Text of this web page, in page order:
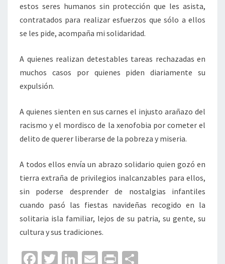
estos seres humanos sin protección que les asista,
contratados para realizar esfuerzos que sólo a ellos
se les pide, acompaña mi solidaridad.
A quienes realizan detestables tareas rechazadas en
muchos casos por quienes piden diariamente su
expulsión.
A quienes sienten en sus carnes el injusto arañazo del
racismo y el mordisco de la xenofobia por cometer el
delito de querer liberarse de la pobreza y miseria.
A todos ellos envía un abrazo solidario quien gozó en
tierra extraña de privilegios inalcanzables para ellos,
sin poderse desprender de nostalgias infantiles
cuando pasó las fiestas navideñas recogido en la
solitaria isla familiar, lejos de su patria, su gente, su
cultura y sus tradiciones.
Fa T
Li
E
Pr